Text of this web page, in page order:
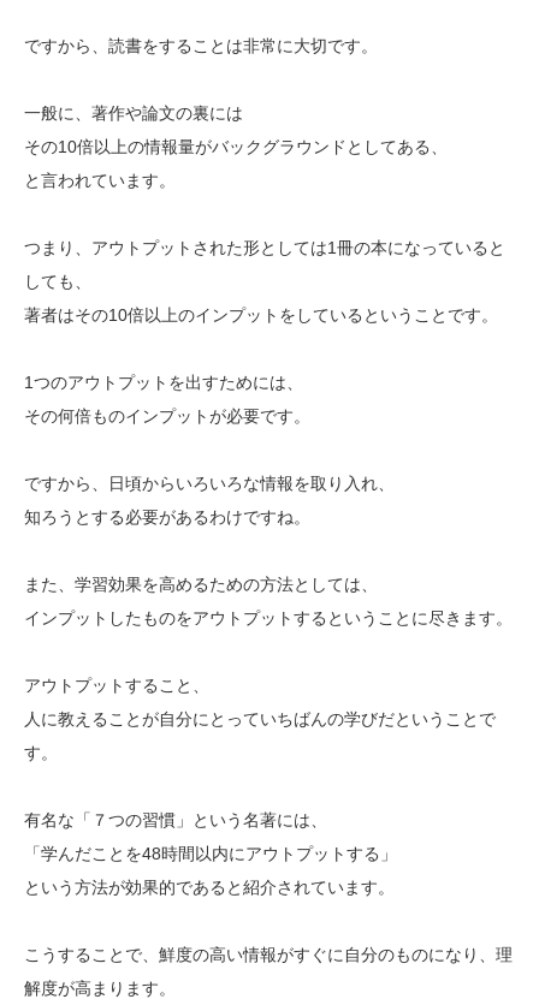
ですから、読書をすることは非常に大切です。
一般に、著作や論文の裏には
その10倍以上の情報量がバックグラウンドとしてある、
と言われています。
つまり、アウトプットされた形としては1冊の本になっていると
しても、
著者はその10倍以上のインプットをしているということです。
1つのアウトプットを出すためには、
その何倍ものインプットが必要です。
ですから、日頃からいろいろな情報を取り入れ、
知ろうとする必要があるわけですね。
また、学習効果を高めるための方法としては、
インプットしたものをアウトプットするということに尽きます。
アウトプットすること、
人に教えることが自分にとっていちばんの学びだということで
す。
有名な「７つの習慣」という名著には、
「学んだことを48時間以内にアウトプットする」
という方法が効果的であると紹介されています。
こうすることで、鮮度の高い情報がすぐに自分のものになり、理
解度が高まります。